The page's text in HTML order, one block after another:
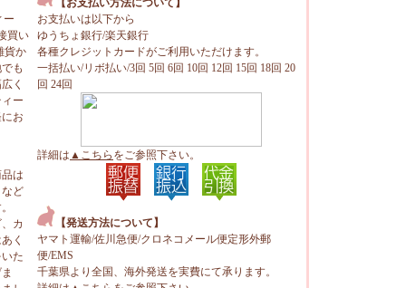
ー
買い
貨か
も
く
ー
お
は
ど
カ
く
た
【お支払い方法について】
お支払いは以下から
ゆうちょ銀行/楽天銀行
各種クレジットカードがご利用いただけます。
一括払い/リボ払い/3回 5回 6回 10回 12回 15回 18回 20
回 24回
詳細は ▲こちら をご参照下さい。
【発送方法について】
ヤマト運輸/佐川急便/クロネコメール便定形外郵
便/EMS
千葉県より全国、海外発送を実費にて承ります。